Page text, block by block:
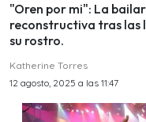
"Oren por mi": La
reconstructiva tras las
su rostro.
Katherine Torres
12 agosto, 2025 a las 11:47